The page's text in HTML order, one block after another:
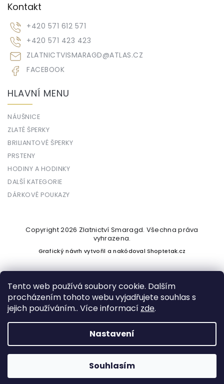
Tento web používá soubory cookie. Dalším
procházením tohoto webu vyjadřujete souhlas s
jejich používáním.. Více informací zde.
Nastavení
Souhlasím
Kontakt
ZLATNICTVISMARAGD@ATLAS.CZ
+420 571 612 571
+420 571 423 423
FACEBOOK
HLAVNÍ MENU
NÁUŠNICE
ZLATÉ ŠPERKY
BRILIANTOVÉ ŠPERKY
PRSTENY
HODINY A HODINKY
DALŠÍ KATEGORIE
DÁRKOVÉ POUKAZY
Vytvořil Shoptet
Copyright 2026 Zlatnictví Smaragd. Všechna práva
vyhrazena.
Grafický návrh vytvořil a nakódovalShoptetak.cz
Podle zákona o evidenci tržeb je prodávající povinen vystavit
kupujícímu účtenku. Zároveň je povinen zaevidovat přijatou
tržbu u správce daně online; v případě technického výpadku
pak nejpozději do 48 hodin.